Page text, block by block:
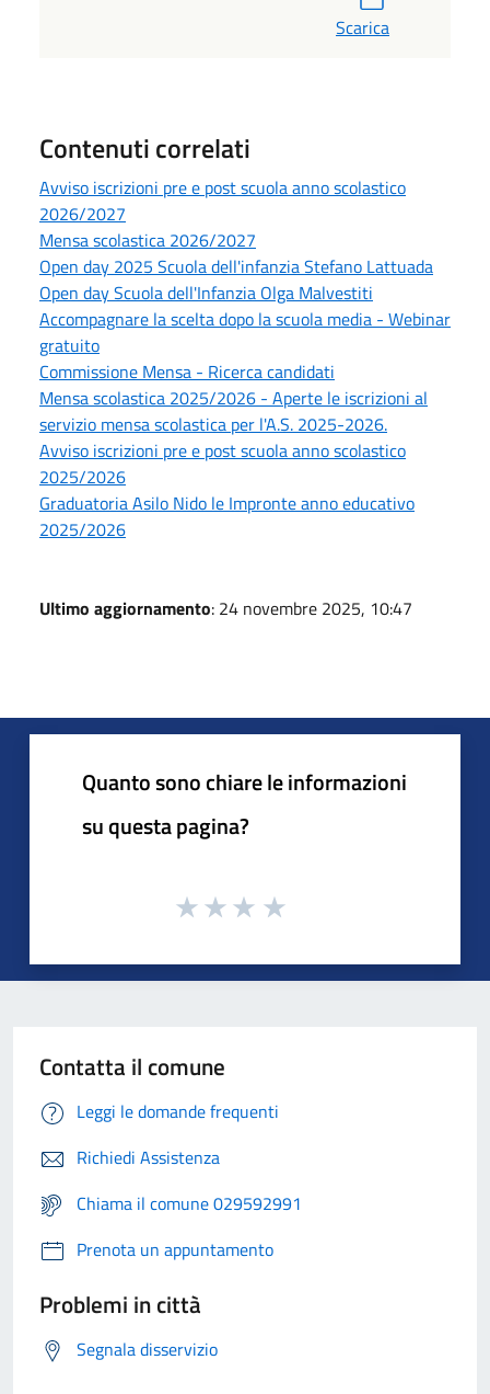
Scarica
Contenuti correlati
Avviso iscrizioni pre e post scuola anno scolastico
2026/2027
Mensa scolastica 2026/2027
Open day 2025 Scuola dell'infanzia Stefano Lattuada
Open day Scuola dell'Infanzia Olga Malvestiti
Accompagnare la scelta dopo la scuola media - Webinar
gratuito
Commissione Mensa - Ricerca candidati
Mensa scolastica 2025/2026 - Aperte le iscrizioni al
servizio mensa scolastica per l'A.S. 2025-2026.
Avviso iscrizioni pre e post scuola anno scolastico
2025/2026
Graduatoria Asilo Nido le Impronte anno educativo
2025/2026
Ultimo aggiornamento: 24 novembre 2025, 10:47
Quanto sono chiare le informazioni
su questa pagina?
Contatta il comune
Leggi le domande frequenti
Richiedi Assistenza
Chiama il comune 029592991
Prenota un appuntamento
Problemi in città
Segnala disservizio